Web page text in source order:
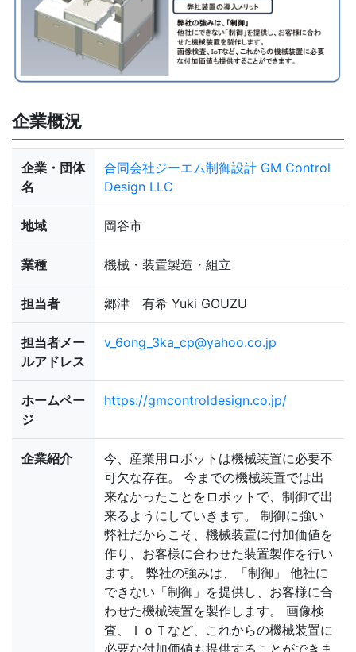
企業概況
企業・団体
名
合同会社ジーエム制御設計 GM Control
Design LLC
地域 岡谷市
業種 機械・装置製造・組立
担当者 郷津 有希 Yuki GOUZU
担当者メー
ルアドレス
v_6ong_3ka_cp@yahoo.co.jp
ホームペー
ジ
https://gmcontroldesign.co.jp/
企業紹介
今、産業用ロボットは機械装置に必要不
可欠な存在。 今までの機械装置では出
来なかったことをロボットで、制御で出
来るようにしていきます。 制御に強い
弊社だからこそ、機械装置に付加価値を
作り、お客様に合わせた装置製作を行い
ます。 弊社の強みは、「制御」 他社に
できない「制御」を提供し、お客様に合
わせた機械装置を製作します。 画像検
査、ＩｏＴなど、これからの機械装置に